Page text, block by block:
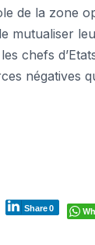
de la zone
mutualiser
chefs
négatives
Share0